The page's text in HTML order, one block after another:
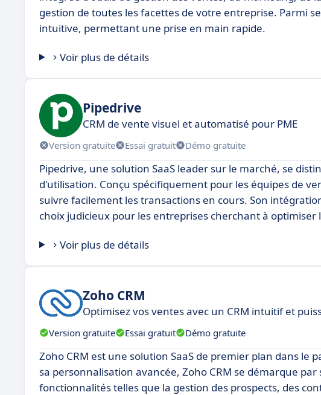
gestion de toutes les facettes de votre entreprise. Parmi
intuitive, permettant une prise en main rapide.
Voir plus de détails
Pipedrive
CRM de vente visuel et automatisé pour PME
Version gratuite Essai gratuit Démo gratuite
Pipedrive, une solution SaaS leader sur le marché, se
d'utilisation. Conçu spécifiquement pour les équipes de
suivre facilement les transactions en cours. Son
choix judicieux pour les entreprises cherchant à optimiser
Voir plus de détails
Zoho CRM
Optimisez vos ventes avec un CRM intuitif et
Version gratuite Essai gratuit Démo gratuite
Zoho CRM est une solution SaaS de premier plan dans
sa personnalisation avancée, Zoho CRM se démarque
fonctionnalités telles que la gestion des prospects, des